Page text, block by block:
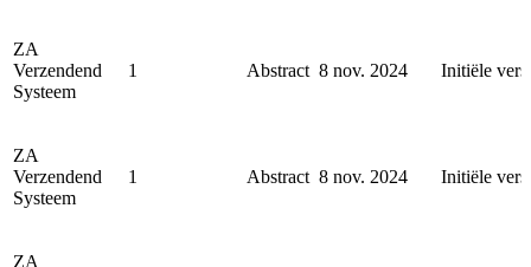
ZA
Verzendend
Systeem
1 Abstract 8 nov. 2024 Initiële
ZA
Verzendend
Systeem
1 Abstract 8 nov. 2024 Initiële
ZA